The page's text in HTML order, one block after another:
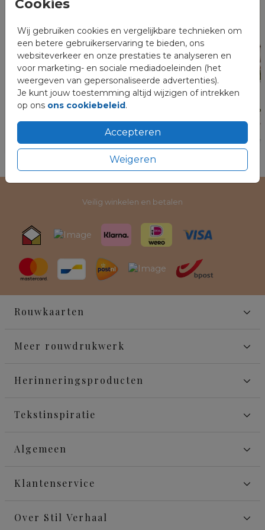
Cookies
Wij gebruiken cookies en vergelijkbare technieken om
een betere gebruikerservaring te bieden, ons
websiteverkeer en onze prestaties te analyseren en
voor marketing- en sociale mediadoeleinden (het
weergeven van gepersonaliseerde advertenties).
Je kunt jouw toestemming altijd wijzigen of intrekken
op ons ons cookiebeleid.
Accepteren
Weigeren
Veilig winkelen en betalen
Rouwkaarten
Meer rouwdrukwerk
Herinneringsproducten
Tekstinspiratie
Algemeen
Klantenservice
Over Stil Verhaal